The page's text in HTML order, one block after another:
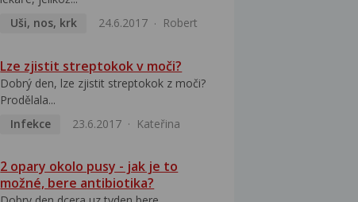
Uši, nos, krk
24.6.2017 Robert
Lze zjistit streptokok v moči?
Dobrý den, lze zjistit streptokok z moči?
Prodělala...
Infekce
23.6.2017 Kateřina
2 opary okolo pusy - jak je to
možné, bere antibiotika?